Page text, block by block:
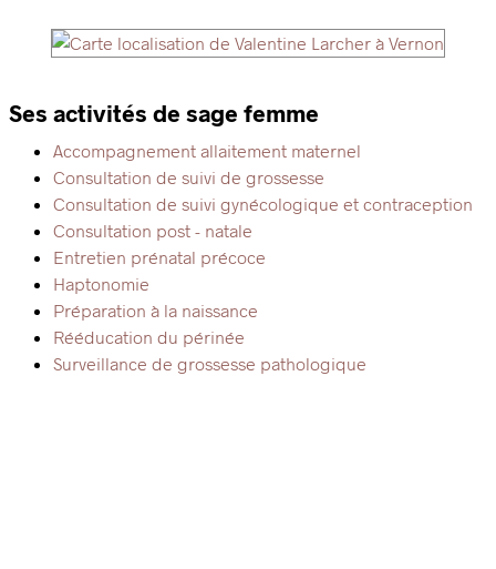
Ses activités de sage femme
Accompagnement allaitement maternel
Consultation de suivi de grossesse
Consultation de suivi gynécologique et contraception
Consultation post - natale
Entretien prénatal précoce
Haptonomie
Préparation à la naissance
Rééducation du périnée
Surveillance de grossesse pathologique